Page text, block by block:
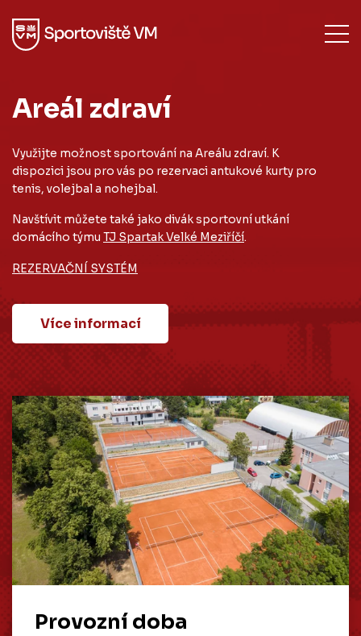
Areál zdraví
Využijte možnost sportování na Areálu zdraví. K
dispozici jsou pro vás po rezervaci antukové kurty pro
tenis, volejbal a nohejbal.
Navštívit můžete také jako divák sportovní utkání
domácího týmu TJ Spartak Velké Meziříčí.
REZERVAČNÍ SYSTÉM
Více informací
Provozní doba